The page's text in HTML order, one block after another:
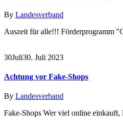
By Landesverband
Auszeit für alle!!! Förderprogramm
30Juli30. Juli 2023
Achtung vor Fake-Shops
By Landesverband
Fake-Shops Wer viel online einkauft,